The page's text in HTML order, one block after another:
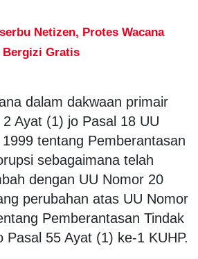
Netizen, Protes Wacana
Bergizi Gratis
dalam dakwaan primair
Ayat (1) jo Pasal 18 UU
tentang Pemberantasan
sebagaimana telah
dengan UU Nomor 20
perubahan atas UU Nomor
Pemberantasan Tindak
Pasal 55 Ayat (1) ke-1 KUHP.